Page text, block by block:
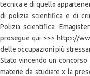
tecnica e di quello
di polizia scientifica e di
Polizia scientifica:
prosegue qui >>> https://
delle occupazioni più
Stato vincendo un
materie da studiare x la